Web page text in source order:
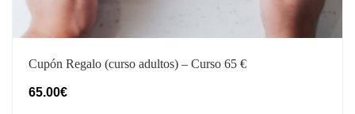
Cupón Regalo (curso adultos) – Curso 65 €
65.00€